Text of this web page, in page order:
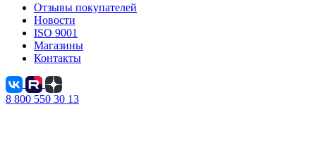
Отзывы покупателей
Новости
ISO 9001
Магазины
Контакты
8 800 550 30 13